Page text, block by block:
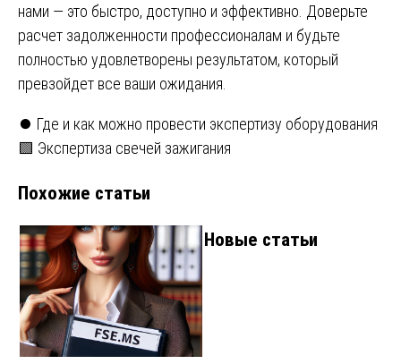
нами — это быстро, доступно и эффективно. Доверьте
расчет задолженности профессионалам и будьте
полностью удовлетворены результатом, который
превзойдет все ваши ожидания.
Навигация
записям
⏺️ Где и как можно провести экспертизу оборудования
🟩 Экспертиза свечей зажигания
Похожие статьи
Новые статьи